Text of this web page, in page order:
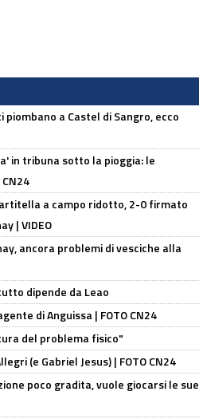
piombano a Castel di Sangro, ecco
in tribuna sotto la pioggia: le
a campo ridotto, 2-0 firmato
| VIDEO
ancora problemi di vesciche alla
dipende da Leao
di Anguissa | FOTO CN24
del problema fisico"
(e Gabriel Jesus) | FOTO CN24
poco gradita, vuole giocarsi le sue